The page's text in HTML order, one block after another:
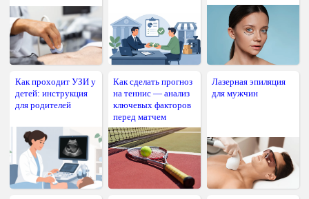
Как проходит УЗИ у
детей: инструкция
для родителей
Как сделать прогноз
на теннис — анализ
ключевых факторов
перед матчем
Лазерная эпиляция
для мужчин